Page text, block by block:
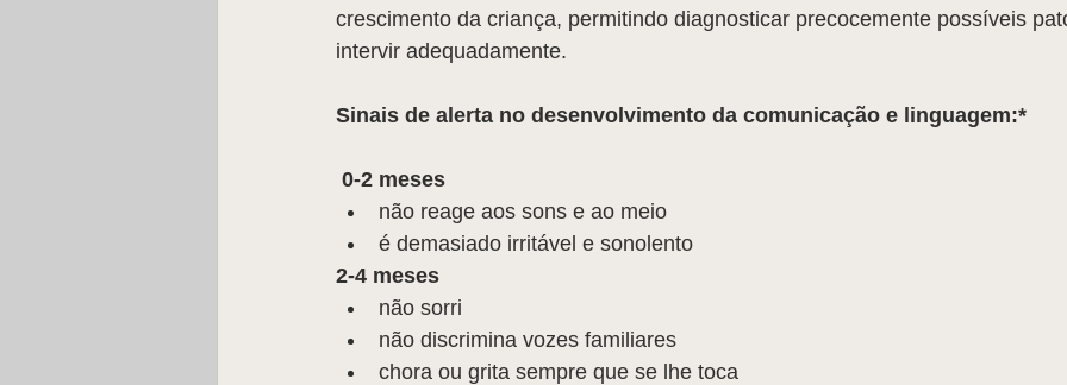
crescimento da criança, permitindo diagnosticar precocemente possíveis
intervir adequadamente.
Sinais de alerta no desenvolvimento da comunicação e linguagem:*
0-2 meses
não reage aos sons e ao meio
é demasiado irritável e sonolento
2-4 meses
não sorri
não discrimina vozes familiares
chora ou grita sempre que se lhe toca